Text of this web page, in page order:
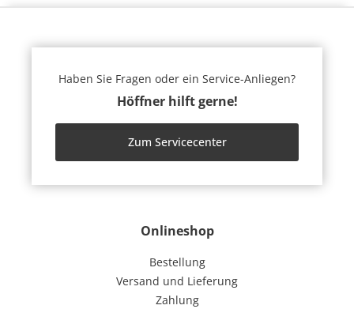
Onlineshop
Bestellung
Versand und Lieferung
Zahlung
Haben Sie Fragen oder ein Service-Anliegen?
Höffner hilft gerne!
Zum Servicecenter